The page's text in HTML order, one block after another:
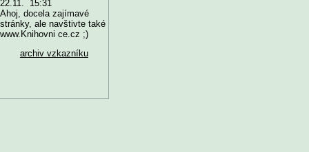
22.11. 15:31
Ahoj, docela zajímavé
stránky, ale navštivte také
www.Knihovni ce.cz ;)
archiv vzkazníku